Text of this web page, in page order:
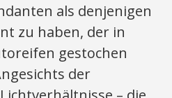
als denjenigen
zu haben, der in
gestochen
der